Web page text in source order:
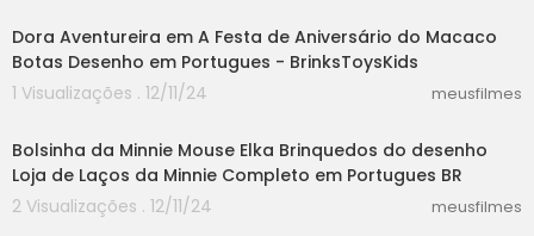
Dora Aventureira em A Festa de Aniversário do Macaco
Botas Desenho em Portugues - BrinksToysKids
1 Visualizações . 12/11/24
meusfilmes
Bolsinha da Minnie Mouse Elka Brinquedos do desenho
Loja de Laços da Minnie Completo em Portugues BR
2 Visualizações . 12/11/24
meusfilmes